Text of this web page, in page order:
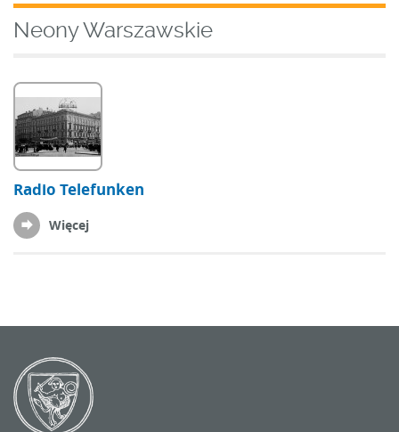
Neony Warszawskie
Radio Telefunken
Więcej